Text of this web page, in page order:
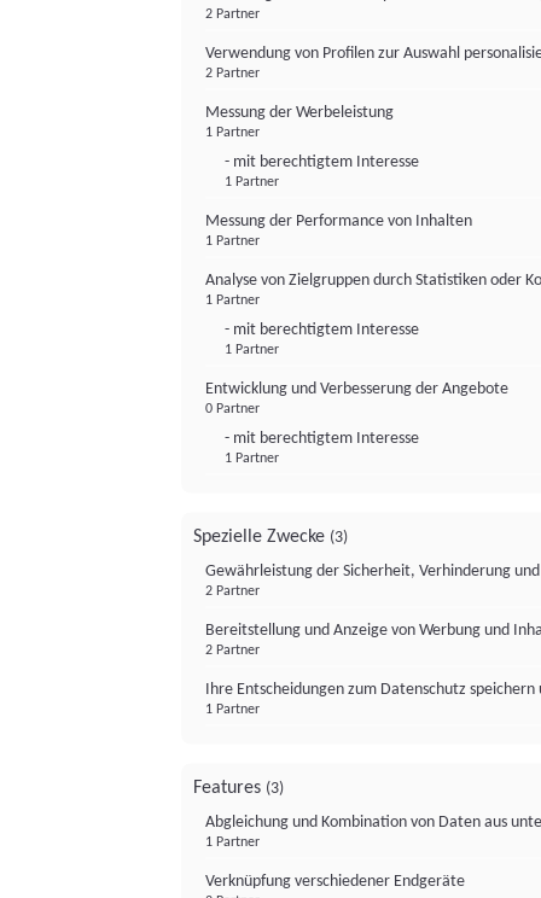
2 Partner
Verwendung von Profilen zur Auswahl
2 Partner
Messung der Werbeleistung
1 Partner
- mit berechtigtem Interesse
1 Partner
Messung der Performance von Inhalten
1 Partner
Analyse von Zielgruppen durch Statistiken oder
1 Partner
- mit berechtigtem Interesse
1 Partner
Entwicklung und Verbesserung der Angebote
0 Partner
- mit berechtigtem Interesse
1 Partner
Spezielle Zwecke (3)
Gewährleistung der Sicherheit, Verhinderung
2 Partner
Bereitstellung und Anzeige von Werbung und
2 Partner
Ihre Entscheidungen zum Datenschutz
1 Partner
Features (3)
Abgleichung und Kombination von Daten aus
1 Partner
Verknüpfung verschiedener Endgeräte